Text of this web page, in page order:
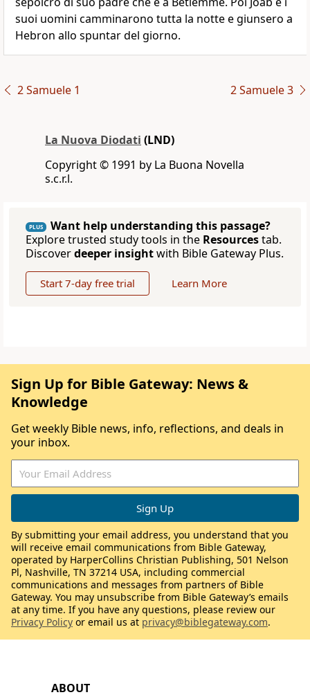
suoi uomini camminarono tutta la notte e giunsero a
Hebron allo spuntar del giorno.
2 Samuele 1 2 Samuele 3
La Nuova Diodati (LND)
Copyright © 1991 by La Buona Novella
s.c.r.l.
PLUS
Want help understanding this passage?
Explore trusted study tools in the Resourcestab.
Discoverdeeper insightwith Bible Gateway Plus.
Start 7-day free trial Learn More
ABOUT
Sign Up for Bible Gateway: News &
Knowledge
Get weekly Bible news, info, reflections, and deals in
your inbox.
By submitting your email address, you understand that you
will receive email communications from Bible Gateway,
operated by HarperCollins Christian Publishing, 501 Nelson
Pl, Nashville, TN 37214 USA, including commercial
communications and messages from partners of Bible
Gateway. You may unsubscribe from Bible Gateway’s emails
at any time. If you have any questions, please review our
Privacy Policy or email us at privacy@biblegateway.com.